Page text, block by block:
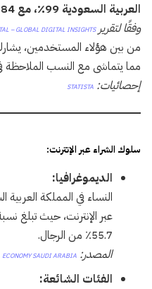
العربية السعودية 99٪، مع 36.84 مليون مستخدم.
وفقًا لتقرير– GLOBAL DIGITAL INSIGHTS.
مما يتماشى مع النسب
إحصائيات: STATISTA
سلوك الشراء عبر الإنترنت:
الديموغرافيا:
النساء في المملكة
55.7٪ من الرجال.
المصدر: ECONOMY SAUDI ARABIA
الفئات الشائعة: